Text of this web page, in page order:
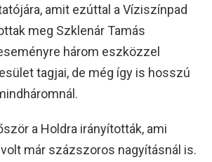
amit ezúttal a Víziszínpad
meg Szklenár Tamás
három eszközzel
tagjai, de még így is hosszú
a Holdra irányították, ami
már százszoros nagyításnál is.